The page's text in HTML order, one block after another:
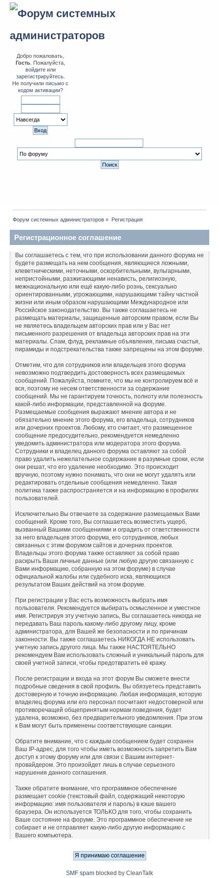
Добро пожаловать,
Гость . Пожалуйста,
войдитеили
зарегистрируйтесь.
Не получилиписьмо с
кодом активации?
Форум системных администраторов » Регистрация
Регистрационное соглашение
Вы соглашаетесь с тем, что при использовании данного форума не
будете размещать на нем сообщения, являющиеся ложными,
клеветническими, неточными, оскорбительными, вульгарными,
непристойными, разжигающими ненависть, религиозную,
межнациональную или ещё какую-либо рознь, сексуально
ориентированными, угрожающими, нарушающими тайну частной
жизни или иным образом нарушающими Международное или
Российское законодательство. Вы также соглашаетесь не
размещать материалы, защищенные авторским правом, если Вы
не являетесь владельцем авторских прав или у Вас нет
письменного разрешения от владельца авторских прав на эти
материалы. Спам, флуд, рекламные объявления, письма счастья,
пирамиды и подстрекательства также запрещены на этом форуме.
Отметим, что для сотрудников или владельцев этого форума
невозможно подтвердить достоверность всех размещаемых
сообщений. Пожалуйста, помните, что мы не контролируем всё и
вся, поэтому не несем ответственности за содержание
сообщений. Мы не гарантируем точность, полноту или полезность
какой-либо информации, представленной на форуме.
Размещаемые сообщения выражают мнение автора и не
обязательно мнение этого форума, его владельца, сотрудников
или дочерних проектов. Любому, кто считает, что размещенное
сообщение предосудительно, рекомендуется немедленно
уведомить администратора или модератора этого форума.
Сотрудники и владелец данного форума оставляют за собой
право удалить нежелательное содержание в разумные сроки, если
они решат, что его удаление необходимо. Это происходит
вручную, поэтому нужно понимать, что они не могут удалять или
редактировать отдельные сообщения немедленно. Такая
политика также распространяется и на информацию в профилях
пользователей.
Исключительно Вы отвечаете за содержание размещаемых Вами
сообщений. Кроме того, Вы соглашаетесь возместить ущерб,
вызванный Вашими сообщениями и оградить от ответственности
за него владельцев этого форума, его сотрудников, любых
связанных с этим форумом сайтов и дочерних проектов.
Владельцы этого форума также оставляют за собой право
раскрыть Ваши личные данные (или любую другую связанную с
Вами информацию, собранную на этом форуме) в случае
официальной жалобы или судебного иска, являющихся
результатом Ваших действий на этом форуме.
При регистрации у Вас есть возможность выбрать имя
пользователя. Рекомендуется выбирать осмысленное и уместное
имя. Регистрируя эту учетную запись, Вы соглашаетесь никогда не
передавать Ваш пароль какому-либо другому лицу, кроме
администратора, для Вашей же безопасности и по причинам
законности. Вы также соглашаетесь НИКОГДА НЕ использовать
учетную запись другого лица. Мы также НАСТОЯТЕЛЬНО
рекомендуем Вам использовать сложный и уникальный пароль для
своей учетной записи, чтобы предотвратить её кражу.
После регистрации и входа на этот форум Вы сможете внести
подробные сведения в свой профиль. Вы обязуетесь представить
достоверную и точную информацию. Любая информация, которую
владелец форума или его персонал посчитают недостоверной или
противоречащей общепринятым нормам поведения, будет
удалена, возможно, без предварительного уведомления. При этом
к Вам могут быть применены соответствующие санкции.
Обратите внимание, что с каждым сообщением будет сохранен
Ваш IP-адрес, для того чтобы иметь возможность запретить Вам
доступ к этому форуму или для связи с Вашим интернет-
провайдером. Это произойдет лишь в случае серьезного
нарушения данного соглашения.
Также обратите внимание, что программное обеспечение
размещает cookie (текстовый файл, содержащий некоторую
информацию: имя пользователя и пароль) в кэше вашего
браузера. Он используется ТОЛЬКО для того, чтобы сохранить
Ваше состояние на форуме. Это программное обеспечение не
собирает и не отправляет какую-либо другую информацию с
Вашего компьютера.
SMF spam blocked by CleanTalk